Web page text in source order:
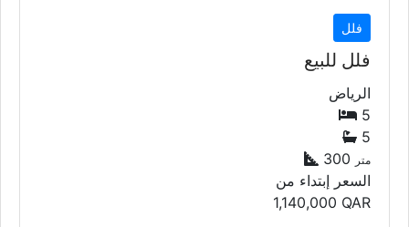
فلل
فلل للبيع
الرياض
5
5
300 متر
السعر إبتداء من
1,140,000 QAR